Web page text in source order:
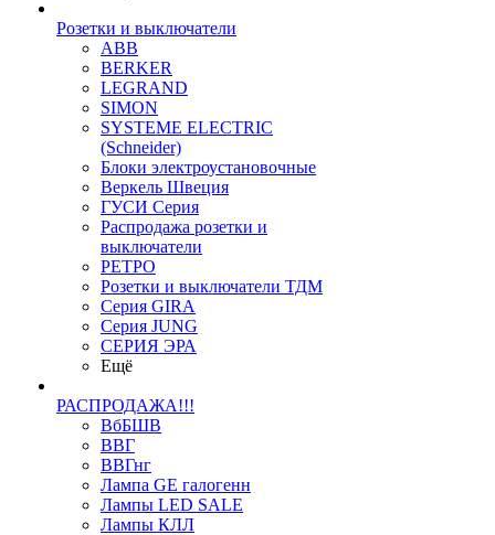
Розетки и выключатели
ABB
BERKER
LEGRAND
SIMON
SYSTEME ELECTRIC
(Schneider)
Блоки электроустановочные
Веркель Швеция
ГУСИ Серия
Распродажа розетки и
выключатели
РЕТРО
Розетки и выключатели ТДМ
Серия GIRA
Серия JUNG
СЕРИЯ ЭРА
Ещё
РАСПРОДАЖА!!!
ВбБШВ
ВВГ
ВВГнг
Лампа GE галогенн
Лампы LED SALE
Лампы КЛЛ